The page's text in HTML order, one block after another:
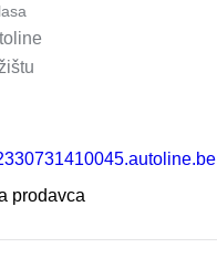
prodavca